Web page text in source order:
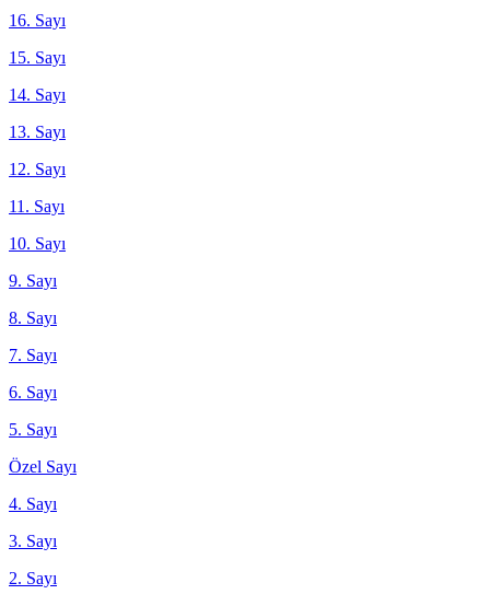
16. Sayı
15. Sayı
14. Sayı
13. Sayı
12. Sayı
11. Sayı
10. Sayı
9. Sayı
8. Sayı
7. Sayı
6. Sayı
5. Sayı
Özel Sayı
4. Sayı
3. Sayı
2. Sayı